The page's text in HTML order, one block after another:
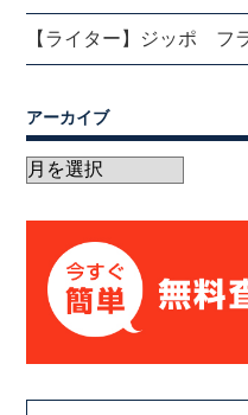
【ライター】ジッポ フ
アーカイブ